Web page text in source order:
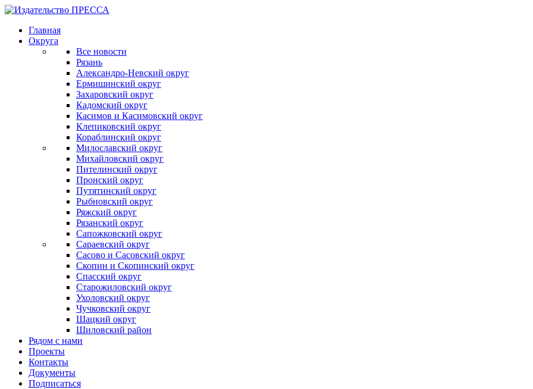
Главная
Округа
Все новости
Рязань
Александро-Невский округ
Ермишинский округ
Захаровский округ
Кадомский округ
Касимов и Касимовский округ
Клепиковский округ
Кораблинский округ
Милославский округ
Михайловский округ
Пителинский округ
Пронский округ
Путятинский округ
Рыбновский округ
Ряжский округ
Рязанский округ
Сапожковский округ
Сараевский округ
Сасово и Сасовский округ
Скопин и Скопинский округ
Спасский округ
Старожиловский округ
Ухоловский округ
Чучковский округ
Шацкий округ
Шиловский район
Рядом с нами
Проекты
Контакты
Документы
Подписаться